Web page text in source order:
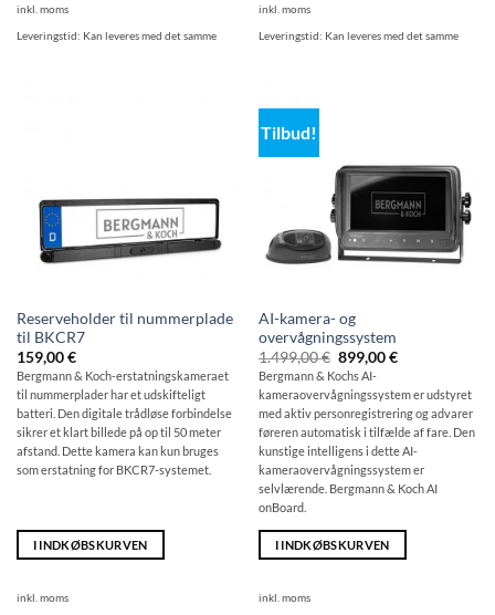
inkl. moms
Leveringstid: Kan leveres med det samme
inkl. moms
Leveringstid: Kan leveres med det samme
Reserveholder til nummerplade
til BKCR7
159,00€
Bergmann & Koch-erstatningskameraet
til nummerplader har et udskifteligt
batteri. Den digitale trådløse forbindelse
sikrer et klart billede på op til 50 meter
afstand. Dette kamera kan kun bruges
som erstatning for BKCR7-systemet.
I INDKØBSKURVEN
inkl. moms
Tilbud!
AI-kamera- og
overvågningssystem
1.499,00€ Den
oprindelige
pris
var:
1.499,00
€
899,00€Den
er:
899,00
€.
Bergmann & Kochs AI-
kameraovervågningssystem er udstyret
med aktiv personregistrering og advarer
føreren automatisk i tilfælde af fare. Den
kunstige intelligens i dette AI-
kameraovervågningssystem er
selvlærende. Bergmann & Koch AI
onBoard.
I INDKØBSKURVEN
inkl. moms